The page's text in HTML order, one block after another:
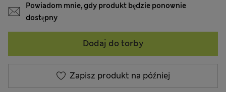
Powiadom mnie, gdy produkt będzie ponownie
dostępny
Dodaj do torby
Zapisz produkt na później